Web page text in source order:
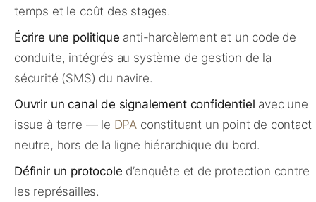
temps et le coût des stages.
Écrire une politique anti-harcèlement et un code de
conduite, intégrés au système de gestion de la
sécurité (SMS) du navire.
Ouvrir un canal de signalement confidentiel avec une
issue à terre — le DPA constituant un point de contact
neutre, hors de la ligne hiérarchique du bord.
Définir un protocole d’enquête et de protection contre
les représailles.